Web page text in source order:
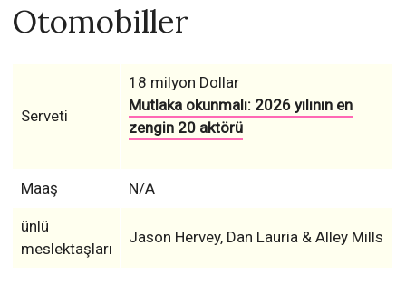
Otomobiller
Serveti
18 milyon Dollar
Mutlaka okunmalı: 2026 yılının en
zengin 20 aktörü
Maaş N/A
ünlü
meslektaşları
Jason Hervey, Dan Lauria & Alley Mills